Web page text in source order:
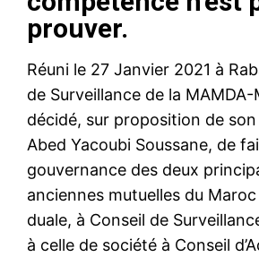
prouver.
Réuni le 27 Janvier 2021 à
de Surveillance de la MAMDA-
décidé, sur proposition de
Abed Yacoubi Soussane, de
gouvernance des deux
anciennes mutuelles du Maroc
duale, à Conseil de
à celle de société à Conseil